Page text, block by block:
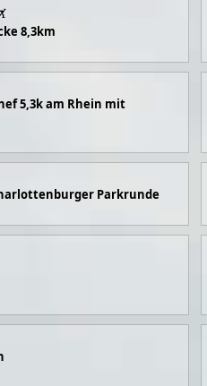
8,3km
5,3k am Rhein mit
Parkrunde